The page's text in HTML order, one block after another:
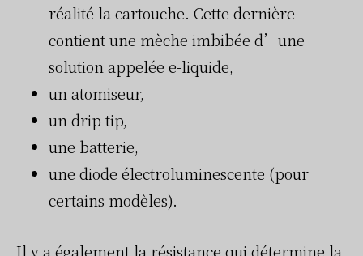
réalité la cartouche. Cette dernière
contient une mèche imbibée d’une
solution appelée e-liquide,
un atomiseur,
un drip tip,
une batterie,
une diode électroluminescente (pour
certains modèles).
Il y a également la résistance qui détermine la